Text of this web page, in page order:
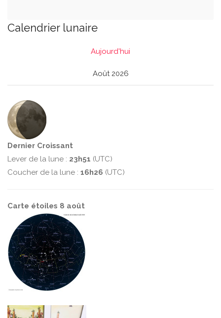
Calendrier lunaire
Aujourd'hui
Août 2026
Dernier Croissant
Lever de la lune : 23h51 (UTC)
Coucher de la lune : 16h26 (UTC)
Carte étoiles 8 août